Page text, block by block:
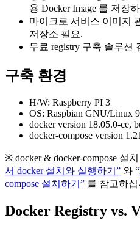
용 Docker Image 를 저장
마이크로 서비스 이미지
저장소 필요.
무료 registry 구축 솔루션
구축 환경
H/W: Raspberry PI 3
OS: Raspbian GNU/Linux
docker version 18.05.0-ce,
docker-compose version
※ docker & docker-compose 설
서 docker 설치와 실행하기” 와 “
compose 설치하기” 를 참고하십
Docker Registry vs.